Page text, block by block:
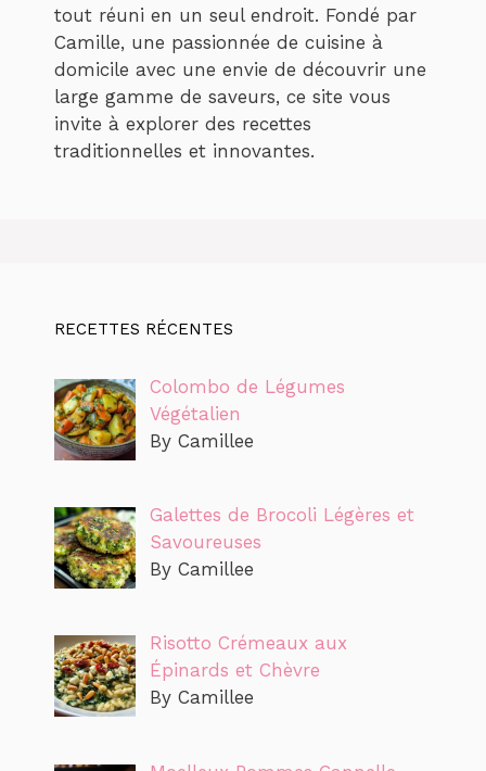
tout réuni en un seul endroit. Fondé par
Camille, une passionnée de cuisine à
domicile avec une envie de découvrir une
large gamme de saveurs, ce site vous
invite à explorer des recettes
traditionnelles et innovantes.
RECETTES RÉCENTES
Colombo de Légumes
Végétalien
By Camillee
Galettes de Brocoli Légères et
Savoureuses
By Camillee
Risotto Crémeaux aux
Épinards et Chèvre
By Camillee